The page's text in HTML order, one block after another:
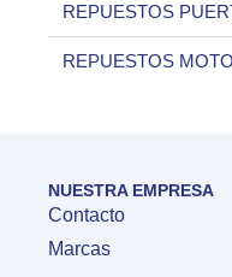
REPUESTOS
REPUESTOS
NUESTRA EMPRESA
Contacto
Marcas